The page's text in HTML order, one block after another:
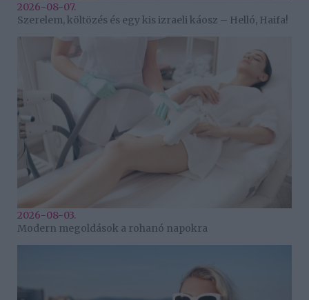
2026-08-07.
Szerelem, költözés és egy kis izraeli káosz – Helló, Haifa!
2026-08-03.
Modern megoldások a rohanó napokra